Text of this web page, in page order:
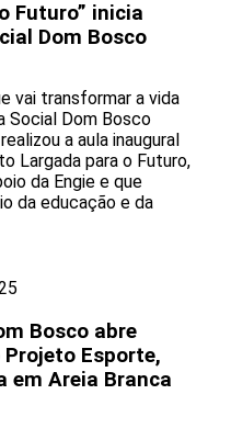
Futuro” inicia
Dom Bosco
vai transformar a vida
Social Dom Bosco
a aula inaugural
Largada para o Futuro,
da Engie e que
da educação e da
Bosco abre
Esporte,
em Areia Branca